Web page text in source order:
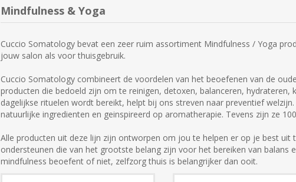
Mindfulness & Yoga
Cuccio Somatology bevat een zeer ruim assortiment Mindfulness / Yoga
jouw salon als voor thuisgebruik.
Cuccio Somatology combineert de voordelen van het beoefenen van de
producten die bedoeld zijn om te reinigen, detoxen, balanceren,
dagelijkse rituelen wordt bereikt, helpt bij ons streven naar preventief
natuurlijke ingredienten en geinspireerd op aromatherapie. Tevens zijn ze
Alle producten uit deze lijn zijn ontworpen om jou te helpen er op je best uit
ondersteunen die van het grootste belang zijn voor het bereiken van balans
mindfulness beoefent of niet, zelfzorg thuis is belangrijker dan ooit.